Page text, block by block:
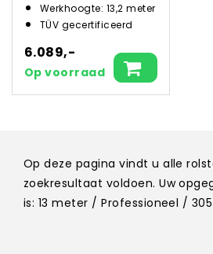
Werkhoogte: 13,2 meter
TÜV gecertificeerd
6.089,-
Op voorraad
Op deze pagina vindt u alle
zoekresultaat voldoen. Uw
is: 13 meter / Professioneel /